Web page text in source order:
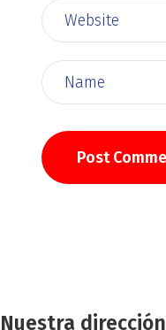
Nuestra dirección